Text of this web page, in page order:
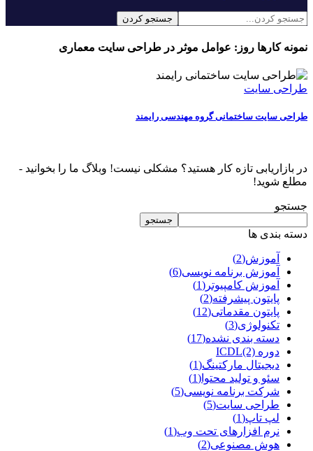
نمونه کارها روز:عوامل موثر در طراحی سایت معماری
طراحی سایت
طراحی سایت ساختمانی گروه مهندسی رایمند
در بازاریابی تازه کار هستید؟ مشکلی نیست! وبلاگ ما را بخوانید -
مطلع شوید!
جستجو
جستجو
دسته بندی ها
آموزش (2)
آموزش برنامه نویسی (6)
آموزش کامپیوتر(1)
پایتون پیشرفته(2)
پایتون مقدماتی (12)
تکنولوژی(3)
دسته بندی نشده(17)
دوره ICDL(2)
دیجیتال مارکتینگ(1)
سئو و تولید محتوا(1)
شرکت برنامه نویسی (5)
طراحی سایت(5)
لپ تاپ(1)
نرم افزارهای تحت وب(1)
هوش مصنوعی (2)